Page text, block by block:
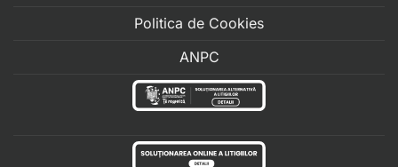
Politica de Cookies
ANPC